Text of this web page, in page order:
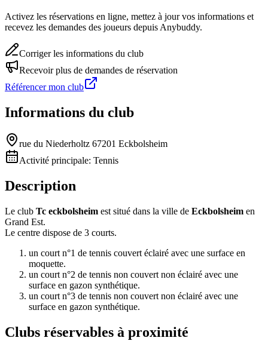
Activez les réservations en ligne, mettez à jour vos informations et
recevez les demandes des joueurs depuis Anybuddy.
Corriger les informations du club
Recevoir plus de demandes de réservation
Référencer mon club
Informations du club
rue du Niederholtz 67201 Eckbolsheim
Activité principale: Tennis
Description
Le club Tc eckbolsheim est situé dans la ville de Eckbolsheim en
Grand Est.
Le centre dispose de 3 courts.
un court n°1 de tennis couvert éclairé avec une surface en
moquette.
un court n°2 de tennis non couvert non éclairé avec une
surface en gazon synthétique.
un court n°3 de tennis non couvert non éclairé avec une
surface en gazon synthétique.
Clubs réservables à proximité